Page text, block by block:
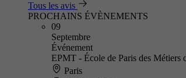
Tous les avis
PROCHAINS ÉVÈNEMENTS
09
Septembre
Événement
EPMT - École de Paris des Métiers
Paris